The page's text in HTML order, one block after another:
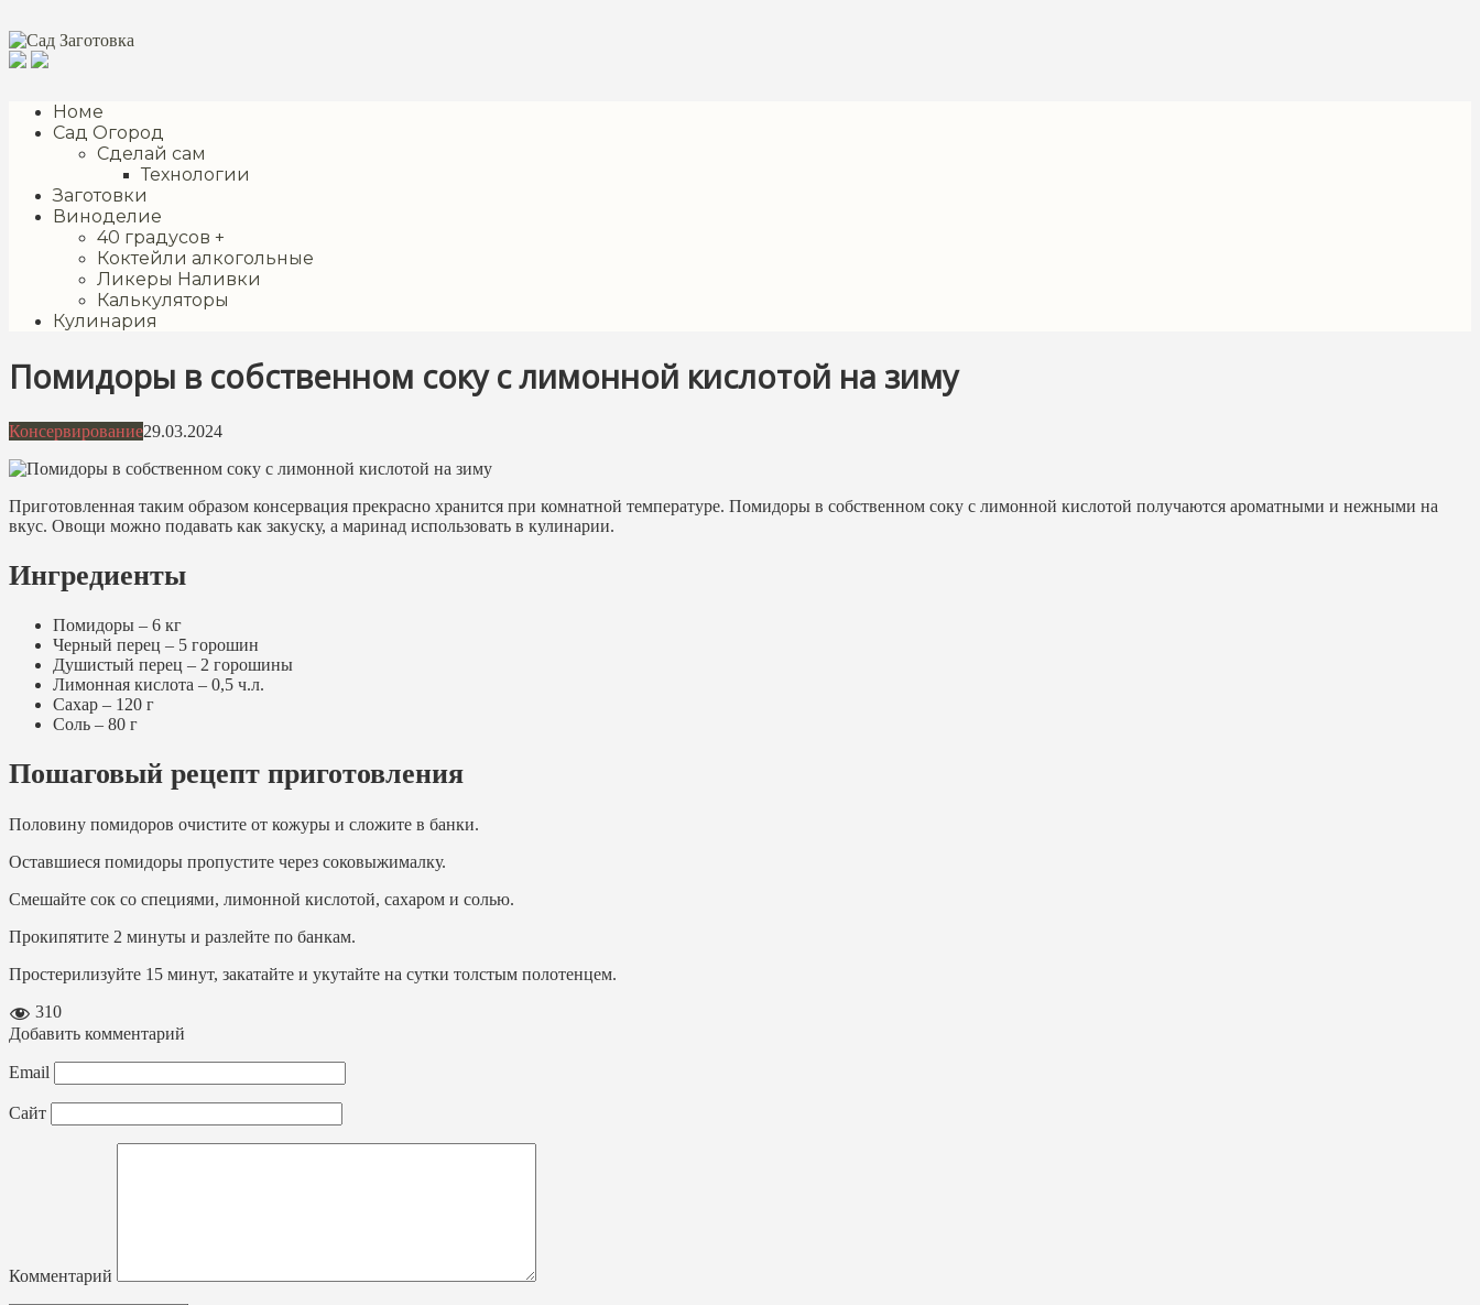
к
контенту
Номе
Сад Огород
Сделай сам
Технологии
Заготовки
Виноделие
40 градусов +
Коктейли алкогольные
Ликеры Наливки
Калькуляторы
Кулинария
Помидоры в собственном соку с лимонной кислотой на зиму
Консервирование29.03.2024
Приготовленная таким образом консервация прекрасно хранится при комнатной температуре. Помидоры в собственном соку с лимонной кислотой получаются ароматными и нежными на
вкус. Овощи можно подавать как закуску, а маринад использовать в кулинарии.
Ингредиенты
Помидоры – 6 кг
Черный перец – 5 горошин
Душистый перец – 2 горошины
Лимонная кислота – 0,5 ч.л.
Сахар – 120 г
Соль – 80 г
Пошаговый рецепт приготовления
Половину помидоров очистите от кожуры и сложите в банки.
Оставшиеся помидоры пропустите через соковыжималку.
Смешайте сок со специями, лимонной кислотой, сахаром и солью.
Прокипятите 2 минуты и разлейте по банкам.
Простерилизуйте 15 минут, закатайте и укутайте на сутки толстым полотенцем.
310
Добавить комментарий
Email
Сайт
Комментарий